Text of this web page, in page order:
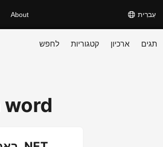
עִברִית About
לחפש קטגוריות ארכיון תגים
word